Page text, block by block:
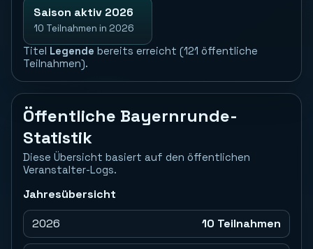
Saison aktiv 2026
10 Teilnahmen in 2026
Titel Legende bereits erreicht (121 öffentliche
Teilnahmen).
Öffentliche Bayernrunde-
Statistik
Diese Übersicht basiert auf den öffentlichen
Veranstalter-Logs.
Jahresübersicht
2026 10 Teilnahmen